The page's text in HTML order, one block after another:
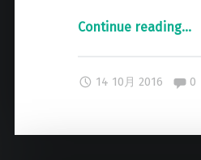
Continue reading"
休
…
14 10月 2016 0